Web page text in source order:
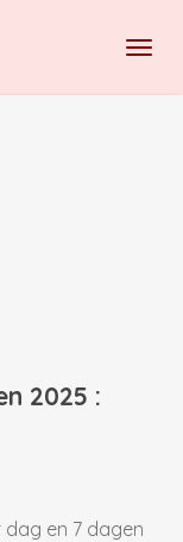
2025 :
dag en 7 dagen